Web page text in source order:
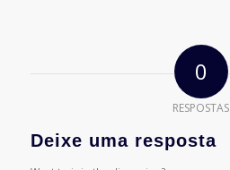
0
RESPOSTAS
Deixe uma resposta